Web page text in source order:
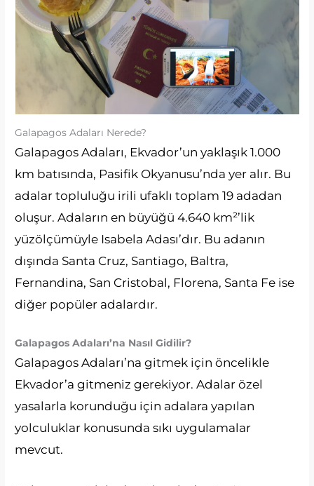
Galapagos Adaları Nerede?
Galapagos Adaları, Ekvador’un yaklaşık 1.000
km batısında, Pasifik Okyanusu’nda yer alır. Bu
adalar topluluğu irili ufaklı toplam 19 adadan
oluşur. Adaların en büyüğü 4.640 km²’lik
yüzölçümüyle Isabela Adası’dır. Bu adanın
dışında Santa Cruz, Santiago, Baltra,
Fernandina, San Cristobal, Florena, Santa Fe ise
diğer popüler adalardır.
Galapagos Adaları’na Nasıl Gidilir?
Galapagos Adaları’na gitmek için öncelikle
Ekvador’a gitmeniz gerekiyor. Adalar özel
yasalarla korunduğu için adalara yapılan
yolculuklar konusunda sıkı uygulamalar
mevcut.